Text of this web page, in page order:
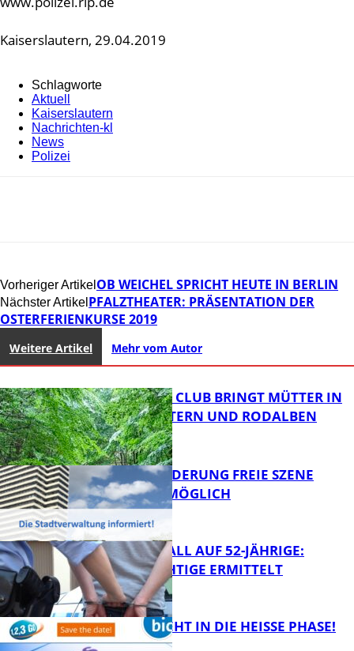
Kaiserslautern, 29.04.2019
Schlagworte
Aktuell
Kaiserslautern
Nachrichten-kl
News
Polizei
Vorheriger Artikel OB WEICHEL SPRICHT HEUTE IN BERLIN
Nächster Artikel PFALZTHEATER: PRÄSENTATION DER
OSTERFERIENKURSE 2019
Weitere Artikel Mehr vom Autor
FB News
NEUER MOM CLUB BRINGT MÜTTER IN
KAISERSLAUTERN UND RODALBEN
ZUSAMMEN
FB Kultur
PROJEKTFÖRDERUNG FREIE SZENE
WEITERHIN MÖGLICH
RAUBÜBERFALL AUF 52-JÄHRIGE:
TATVERDÄCHTIGE ERMITTELT
1,2,3 GO® GEHT IN DIE HEISSE PHASE!